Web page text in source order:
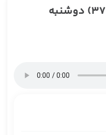
فهرست الحدیث (جلسه37) دوشنبه